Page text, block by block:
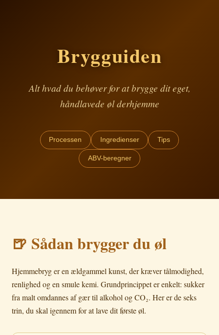
Brygguiden
Alt hvad du behøver for at brygge dit eget,
håndlavede øl derhjemme
Processen Ingredienser Tips
ABV-beregner
🍺 Sådan brygger du øl
Hjemmebryg er en ældgammel kunst, der kræver tålmodighed,
renlighed og en smule kemi. Grundprincippet er enkelt: sukker
fra malt omdannes af gær til alkohol og CO₂. Her er de seks
trin, du skal igennem for at lave dit første øl.